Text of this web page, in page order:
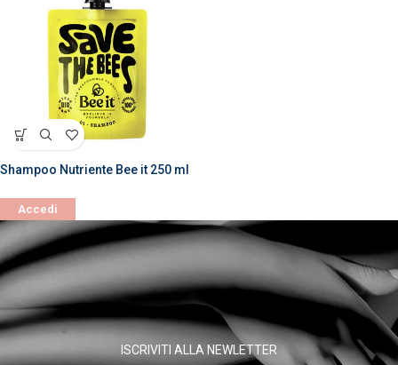
Shampoo Nutriente Bee it 250 ml
Accedi
ISCRIVITI ALLA NEWLETTER